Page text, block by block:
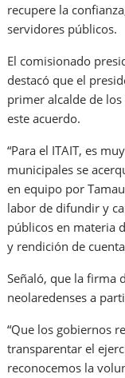
recupere la
servidores públicos.
El comisionado
destacó que el
primer alcalde de
este acuerdo.
“Para el ITAIT, es
municipales se
en equipo por
labor de difundir y
públicos en materia
y rendición de
Señaló, que la firma
neolaredenses a
“Que los gobiernos
transparentar el
reconocemos la